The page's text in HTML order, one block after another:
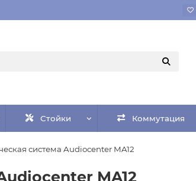
Стойки Коммутация
система Audiocenter MA12
MA12